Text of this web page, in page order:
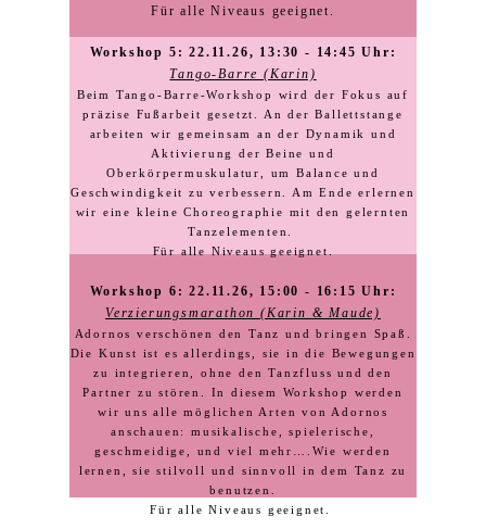
Für alle Niveaus geeignet.
Workshop 5: 22.11.26, 13:30 - 14:45 Uhr:
Tango-Barre (Karin)
Beim Tango-Barre-Workshop wird der Fokus auf
präzise Fußarbeit gesetzt. An der Ballettstange
arbeiten wir gemeinsam an der Dynamik und
Aktivierung der Beine und
Oberkörpermuskulatur, um Balance und
Geschwindigkeit zu verbessern. Am Ende erlernen
wir eine kleine Choreographie mit den gelernten
Tanzelementen.
Für alle Niveaus geeignet.
Workshop 6: 22.11.26, 15:00 - 16:15 Uhr:
Verzierungsmarathon (Karin & Maude)
Adornos verschönen den Tanz und bringen Spaß.
Die Kunst ist es allerdings, sie in die Bewegungen
zu integrieren, ohne den Tanzfluss und den
Partner zu stören. In diesem Workshop werden
wir uns alle möglichen Arten von Adornos
anschauen: musikalische, spielerische,
geschmeidige, und viel mehr….Wie werden
lernen, sie stilvoll und sinnvoll in dem Tanz zu
benutzen.
Für alle Niveaus geeignet.